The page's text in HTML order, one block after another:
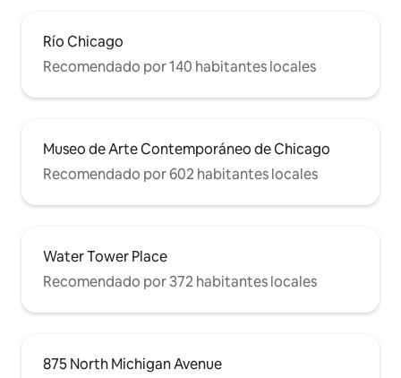
Río Chicago
Recomendado por 140 habitantes locales
Museo de Arte Contemporáneo de Chicago
Recomendado por 602 habitantes locales
Water Tower Place
Recomendado por 372 habitantes locales
875 North Michigan Avenue